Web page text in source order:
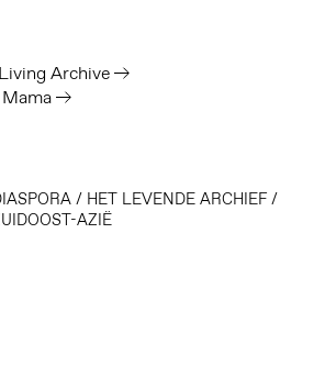
Archive
/ HET LEVENDE ARCHIEF/
AZIË